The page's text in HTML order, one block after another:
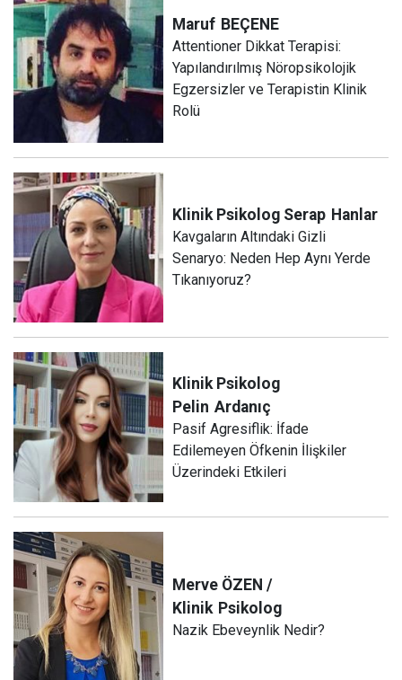
Maruf BEÇENE
Attentioner Dikkat Terapisi:
Yapılandırılmış Nöropsikolojik
Egzersizler ve Terapistin Klinik
Rolü
Klinik Psikolog Serap Hanlar
Kavgaların Altındaki Gizli
Senaryo: Neden Hep Aynı Yerde
Tıkanıyoruz?
Klinik Psikolog
Pelin Ardanıç
Pasif Agresiflik: İfade
Edilemeyen Öfkenin İlişkiler
Üzerindeki Etkileri
Merve ÖZEN /
Klinik Psikolog
Nazik Ebeveynlik Nedir?